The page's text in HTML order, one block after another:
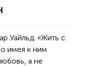
Уайльд: «Жить с
имея к ним
а не